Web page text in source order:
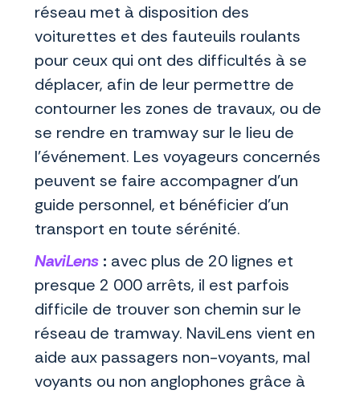
réseau met à disposition des
voiturettes et des fauteuils roulants
pour ceux qui ont des difficultés à se
déplacer, afin de leur permettre de
contourner les zones de travaux, ou de
se rendre en tramway sur le lieu de
l’événement. Les voyageurs concernés
peuvent se faire accompagner d’un
guide personnel, et bénéficier d’un
transport en toute sérénité.
NaviLens : avec plus de 20 lignes et
presque 2 000 arrêts, il est parfois
difficile de trouver son chemin sur le
réseau de tramway. NaviLens vient en
aide aux passagers non-voyants, mal
voyants ou non anglophones grâce à